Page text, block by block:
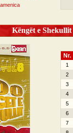
Këngët e
Nr.
1
2
3
4
5
6
7